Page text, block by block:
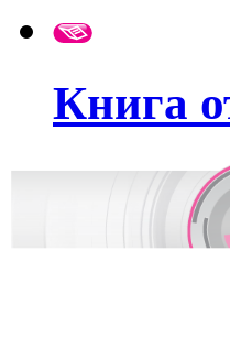
Книга